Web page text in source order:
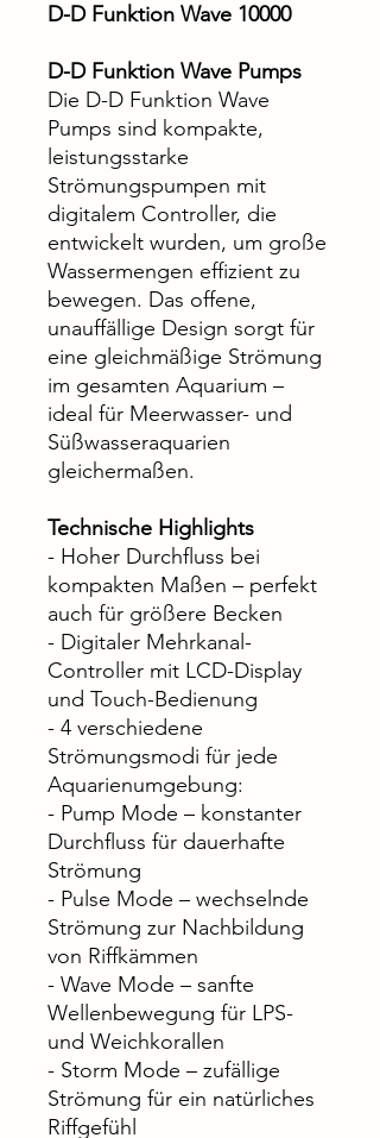
D-D Funktion Wave 10000
D-D Funktion Wave Pumps
Die D-D Funktion Wave
Pumps sind kompakte,
leistungsstarke
Strömungspumpen mit
digitalem Controller, die
entwickelt wurden, um große
Wassermengen effizient zu
bewegen. Das offene,
unauffällige Design sorgt für
eine gleichmäßige Strömung
im gesamten Aquarium –
ideal für Meerwasser- und
Süßwasseraquarien
gleichermaßen.
Technische Highlights
- Hoher Durchfluss bei
kompakten Maßen – perfekt
auch für größere Becken
- Digitaler Mehrkanal-
Controller mit LCD-Display
und Touch-Bedienung
- 4 verschiedene
Strömungsmodi für jede
Aquarienumgebung:
- Pump Mode – konstanter
Durchfluss für dauerhafte
Strömung
- Pulse Mode – wechselnde
Strömung zur Nachbildung
von Riffkämmen
- Wave Mode – sanfte
Wellenbewegung für LPS-
und Weichkorallen
- Storm Mode – zufällige
Strömung für ein natürliches
Riffgefühl